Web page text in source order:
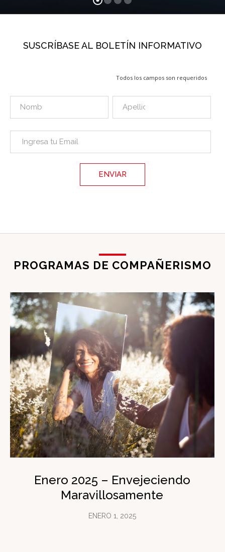
SUSCRÍBASE AL BOLETÍN INFORMATIVO
Todos los campos son requeridos
PROGRAMAS DE COMPAÑERISMO
Enero 2025 – Envejeciendo
Maravillosamente
ENERO 1, 2025